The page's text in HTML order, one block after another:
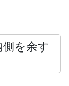
を余す